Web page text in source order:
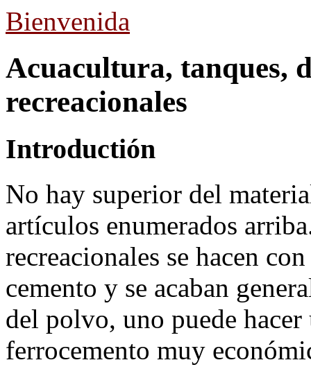
Bienvenida
Acuacultura, tanques,
recreacionales
Introductión
No hay superior del
artículos enumerados
recreacionales se hacen
cemento y se acaban
del polvo, uno puede
ferrocemento muy